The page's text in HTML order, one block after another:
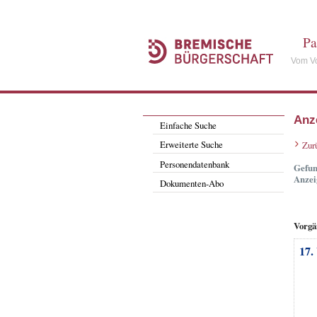
Vom
Einfache Suche
Erweiterte Suche
Personendatenbank
Dokumenten-Abo